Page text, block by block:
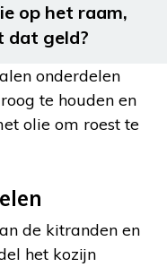
op het raam,
dat geld?
onderdelen
te houden en
olie om roest te
de kitranden en
het kozijn